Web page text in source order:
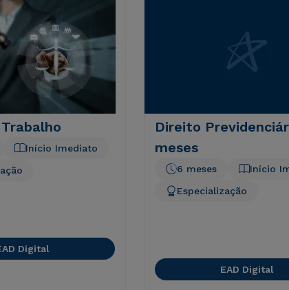
Início Imediato
Digital
Direito
meses
Início
6 meses
Especialização
EAD Digital